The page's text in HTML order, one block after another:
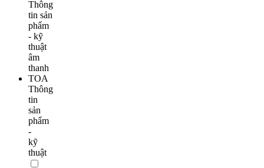
Thông
tin
sản
phẩm
-
kỹ
thuật